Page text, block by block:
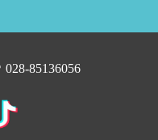
028-85136056